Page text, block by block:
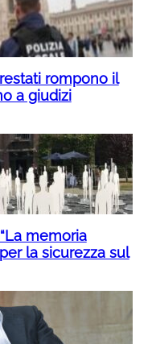
rompono il
a giudizi
memoria
la sicurezza sul